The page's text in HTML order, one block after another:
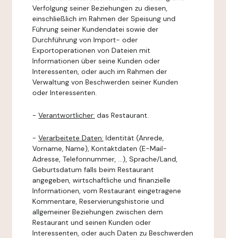
Verfolgung seiner Beziehungen zu diesen,
einschließlich im Rahmen der Speisung und
Führung seiner Kundendatei sowie der
Durchführung von Import- oder
Exportoperationen von Dateien mit
Informationen über seine Kunden oder
Interessenten, oder auch im Rahmen der
Verwaltung von Beschwerden seiner Kunden
oder Interessenten.
- Verantwortlicher: das Restaurant.
- Verarbeitete Daten: Identität (Anrede,
Vorname, Name), Kontaktdaten (E-Mail-
Adresse, Telefonnummer, ...), Sprache/Land,
Geburtsdatum falls beim Restaurant
angegeben, wirtschaftliche und finanzielle
Informationen, vom Restaurant eingetragene
Kommentare, Reservierungshistorie und
allgemeiner Beziehungen zwischen dem
Restaurant und seinen Kunden oder
Interessenten, oder auch Daten zu Beschwerden